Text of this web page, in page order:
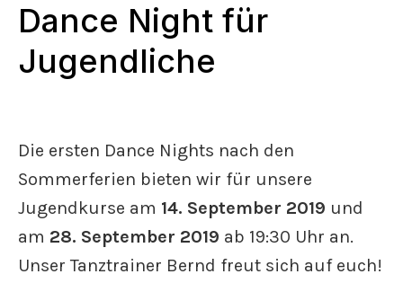
Dance Night für
Jugendliche
Die ersten Dance Nights nach den
Sommerferien bieten wir für unsere
Jugendkurse am 14. September 2019 und
am 28. September 2019 ab 19:30 Uhr an.
Unser Tanztrainer Bernd freut sich auf euch!